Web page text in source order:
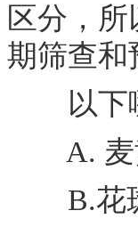
区分，
期筛查和
以下哪
A. 麦
B.花斑